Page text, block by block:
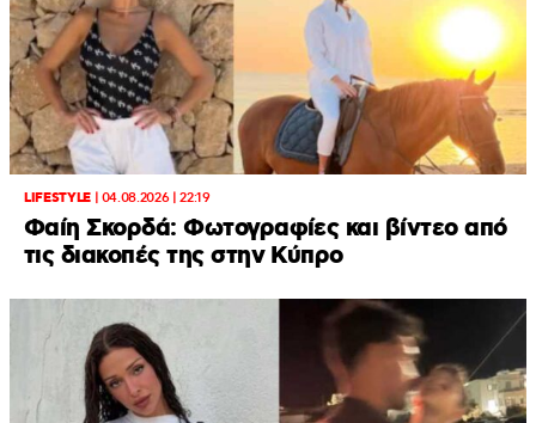
LIFESTYLE| 04.08.2026 | 22:19
Φαίη Σκορδά: Φωτογραφίες και βίντεο από
τις διακοπές της στην Κύπρο